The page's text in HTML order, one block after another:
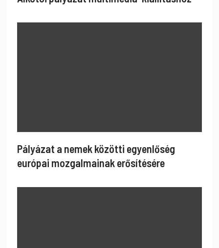
Pályázat a nemek közötti egyenlőség
európai mozgalmainak erősítésére